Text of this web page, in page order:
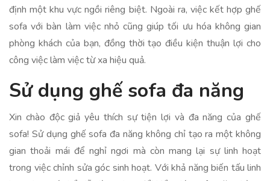
định một khu vực ngồi riêng biệt. Ngoài ra, việc kết hợp ghế
sofa với bàn làm việc nhỏ cũng giúp tối ưu hóa không gian
phòng khách của bạn, đồng thời tạo điều kiện thuận lợi cho
công việc làm việc từ xa hiệu quả.
Sử dụng ghế sofa đa năng
Xin chào độc giả yêu thích sự tiện lợi và đa năng của ghế
sofa! Sử dụng ghế sofa đa năng không chỉ tạo ra một không
gian thoải mái để nghỉ ngơi mà còn mang lại sự linh hoạt
trong việc chỉnh sửa góc sinh hoạt. Với khả năng biến tấu linh